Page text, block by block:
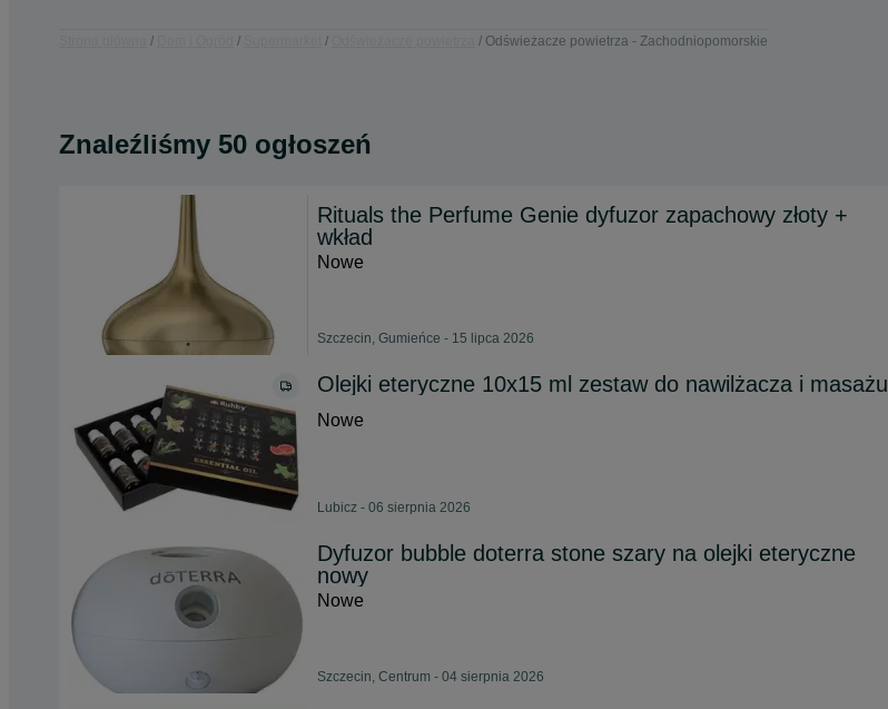
Odświeżacze powietrza - Zachodniopomorskie
Znaleźliśmy 50 ogłoszeń
Rituals the Perfume Genie dyfuzor zapachowy złoty +
wkład
Nowe
Szczecin, Gumieńce - 15 lipca 2026
Olejki eteryczne 10x15 ml zestaw do nawilżacza i masażu
Nowe
Lubicz - 06 sierpnia 2026
Dyfuzor bubble doterra stone szary na olejki eteryczne
nowy
Nowe
Szczecin, Centrum - 04 sierpnia 2026